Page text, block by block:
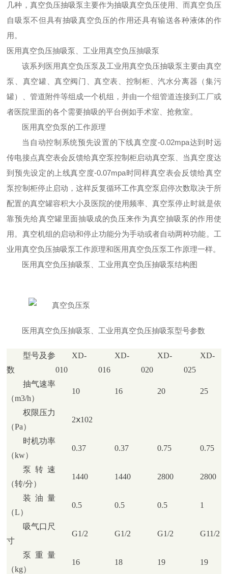
几种，真空负压抽吸泵主要作为抽吸真空负压使用、而真空负压
自吸泵不但具有抽吸真空负压的作用还具有输送各种液体的作
用。
医用真空负压抽吸泵、工业用真空负压抽吸泵
该系列医用真空负压泵及工业用真空负压抽吸泵主要由真空
泵、真空罐、真空阀门、真空表、控制柜、汽水分离器（集污
罐）、管道附件等组成一个机组，并由一个组管道连接到工厂或
者医院里面的各个需要抽吸的平台例如手术室、抢救室。
医用真空负泵的工作原理
当自动控制系统预先设置的下线真空度-0.02mpa达到时远
传电接点真空表会反馈给真空泵控制柜启动真空泵、当真空度达
到预先设定的上线真空度-0.07mpa时同样真空表会反馈给真空
泵控制柜停止启动，这样反复循环工作真空泵启停次数取决于所
配置的真空罐容积大小及医院的使用频率、真空泵停止时就是依
靠预先给真空罐里面抽吸成的负压来作为真空抽吸泵的作用使
用。真空机组的启动和停止功能分为手动或者自动两种功能。工
业用真空负压抽吸泵工作原理和医用真空负压泵工作原理一样。
医用真空负压抽吸泵、工业用真空负压抽吸泵结构图
医用真空负压抽吸泵、工业用真空负压抽吸泵型号参数
型号及参
数
XD-
010
XD-
016
XD-
020
XD-
025
抽气速率
（m3/h）
10 16 20 25
权限压力
（Pa）
2ⅹ102
时机功率
（kw）
0.37 0.37 0.75 0.75
泵转速
（转/分）
1440 1440 2800 2800
装油量
（L）
0.5 0.5 0.5 1
吸气口尺
寸
G1/2 G1/2 G1/2 G11/2
泵重量
（kg）
16 18 19 19